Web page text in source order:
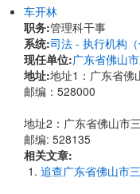
车开林
职务:管理科干事
系统:司法 - 执行机构
现任单位:广东省佛山
地址:地址1：广东省佛
邮编：528000
地址2：广东省佛山市
邮编: 528135
相关文章:
追查广东省佛山市